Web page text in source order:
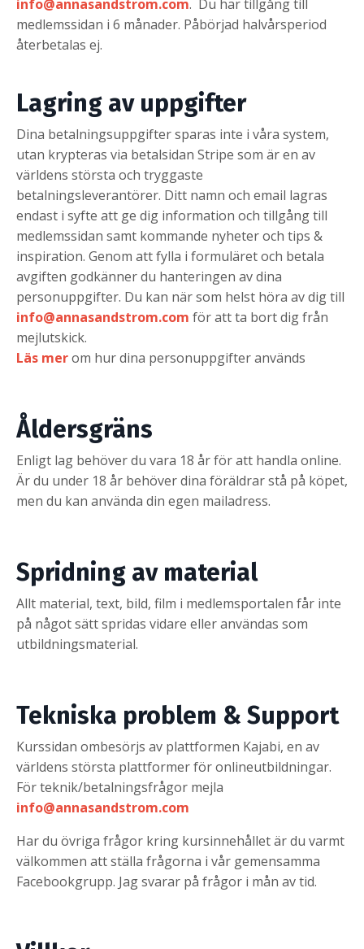
info@annasandstrom.com. Du har tillgång till
medlemssidan i 6 månader. Påbörjad halvårsperiod
återbetalas ej.
Lagring av uppgifter
Dina betalningsuppgifter sparas inte i våra system,
utan krypteras via betalsidan Stripe som är en av
världens största och tryggaste
betalningsleverantörer. Ditt namn och email lagras
endast i syfte att ge dig information och tillgång till
medlemssidan samt kommande nyheter och tips &
inspiration. Genom att fylla i formuläret och betala
avgiften godkänner du hanteringen av dina
personuppgifter. Du kan när som helst höra av dig till
info@annasandstrom.com för att ta bort dig från
mejlutskick.
Läs merom hur dina personuppgifter används
Åldersgräns
Enligt lag behöver du vara 18 år för att handla online.
Är du under 18 år behöver dina föräldrar stå på köpet,
men du kan använda din egen mailadress.
Spridning av material
Allt material, text, bild, film i medlemsportalen får inte
på något sätt spridas vidare eller användas som
utbildningsmaterial.
Tekniska problem & Support
Kurssidan ombesörjs av plattformen Kajabi, en av
världens största plattformer för onlineutbildningar.
För teknik/betalningsfrågor mejla
info@annasandstrom.com
Har du övriga frågor kring kursinnehållet är du varmt
välkommen att ställa frågorna i vår gemensamma
Facebookgrupp. Jag svarar på frågor i mån av tid.